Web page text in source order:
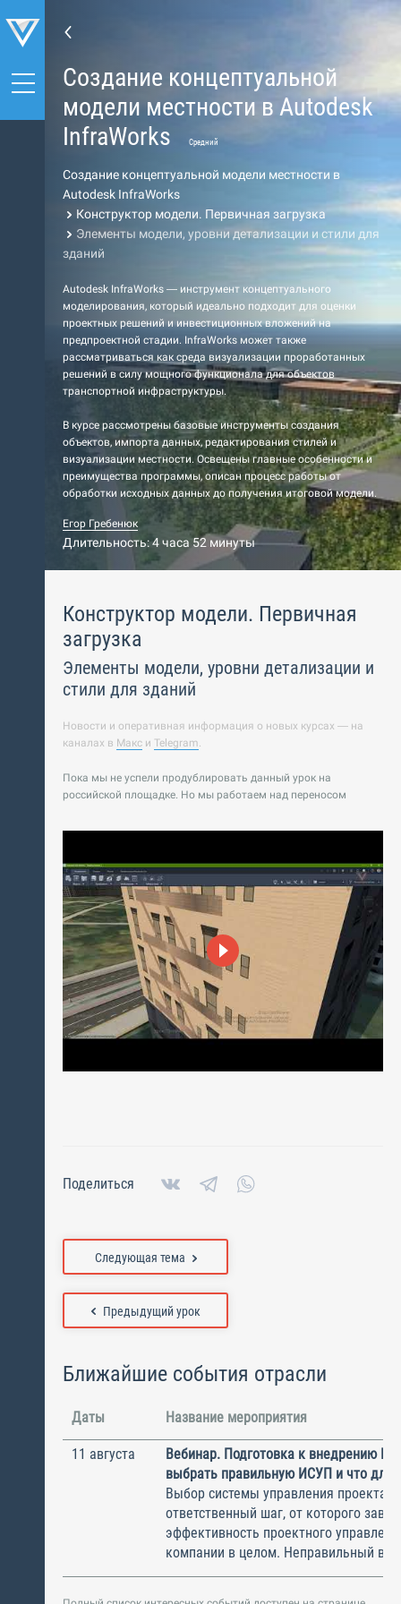
Создание концептуальной
модели местности в Autodesk
InfraWorks
Средний
Создание концептуальной модели местности в
Autodesk InfraWorks
Конструктор модели. Первичная загрузка
Элементы модели, уровни детализации и стили для
зданий
Autodesk InfraWorks — инструмент концептуального
моделирования, который идеально подходит для оценки
проектных решений и инвестиционных вложений на
предпроектной стадии. InfraWorks может также
рассматриваться как среда визуализации проработанных
решений в силу мощного функционала для объектов
транспортной инфраструктуры.
В курсе рассмотрены базовые инструменты создания
объектов, импорта данных, редактирования стилей и
визуализации местности. Освещены главные особенности и
преимущества программы, описан процесс работы от
обработки исходных данных до получения итоговой модели.
Егор Гребенюк
Длительность: 4 часа 52 минуты
Конструктор модели. Первичная
загрузка
Элементы модели, уровни детализации и
стили для зданий
Новости и оперативная информация о новых курсах — на
каналах в Макс и Telegram.
Пока мы не успели продублировать данный урок на
российской площадке. Но мы работаем над переносом
Поделиться
Предыдущий урок
Следующая тема
Ближайшие события отрасли
Даты Название мероприятия
11 августа
Вебинар. Подготовка к внедрению
выбрать правильную ИСУП и что для
Выбор системы управления
ответственный шаг, от которого
эффективность проектного
компании в целом. Неправильный